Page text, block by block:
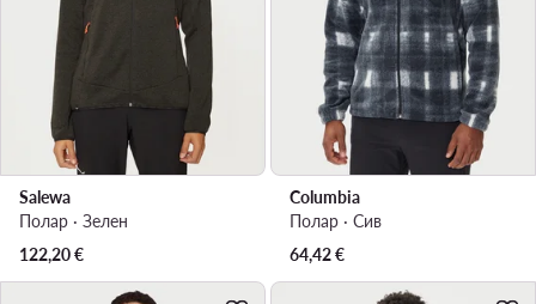
Salewa
Полар · Зелен
122,20€
Columbia
Полар · Сив
64,42€